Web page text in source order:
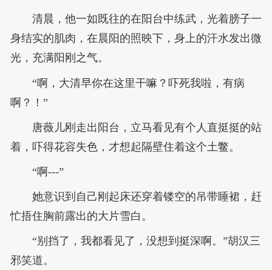
清晨，他一如既往的在阳台中练武，光着膀子一
身结实的肌肉，在晨阳的照映下，身上的汗水发出微
光，充满阳刚之气。
“啊，大清早你在这里干嘛？吓死我啦，有病
啊？！”
唐薇儿刚走出阳台，立马看见有个人直挺挺的站
着，吓得花容失色，才想起隔壁住着这个土鳖。
“啊---”
她意识到自己刚起床还穿着镂空的吊带睡裙，赶
忙捂住胸前露出的大片雪白。
“别挡了，我都看见了，没想到挺深啊。”胡汉三
邪笑道。